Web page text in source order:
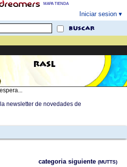
MAPA TIENDA
Iniciar sesion
buscar
RASL
newsletter de novedades de
categoria siguiente (MUTTS)